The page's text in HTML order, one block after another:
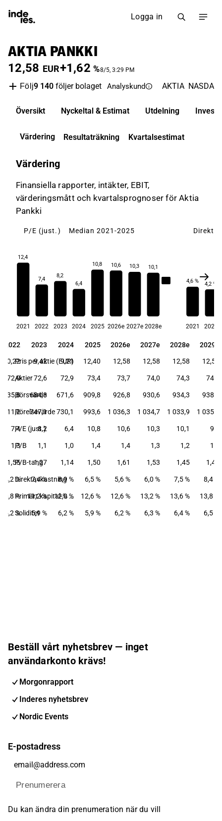
Logga in
AKTIA PANKKI
12,58 EUR+1,62 %8/5, 3:29 PM
Följ9 140 följer bolaget Analyskund AKTIA
Översikt Nyckeltal & Estimat Utdelning
Värdering Resultaträkning Kvartalsestimat
Värdering
Finansiella rapporter, intäkter, EBIT,
värderingsmått och kvartalsprognoser för Aktia
Pankki
P/E (just.) Median 2021-2025
12,4
7,4
8,2
6,4
10,8 10,6 10,3 10,1
2021 2022 2023 2024 2025 2026e 2027e 2028e
4,6 % 4,2 %
2021 2022
2022 2023 2024 2025 2026e 2027e 2028e 2029e
2022 2023 2024 2025 2026e 2027e 2028e 2029e
Pris per aktie (EUR)
10,22 9,42 9,21 12,40 12,58 12,58 12,58 12,58
Aktier
72,0 72,6 72,9 73,4 73,7 74,0 74,3 74,6
Börsvärde
735,8 684,3 671,6 909,8 926,8 930,6 934,3 938,1
Rörelsevärde
811,2 747,1 730,1 993,6 1 036,3 1 034,7 1 033,9 1 035,0
P/E (just.)
7,4 8,2 6,4 10,8 10,6 10,3 10,1 9,8
P/B
1,3 1,1 1,0 1,4 1,4 1,3 1,2 1,2
P/B-tang
1,55 1,27 1,14 1,50 1,61 1,53 1,45 1,41
Direktavkastning
4,2 % 7,4 % 8,9 % 6,5 % 5,6 % 6,0 % 7,5 % 8,4 %
Primärt kapital-% (tier 1)
10,8 % 11,2 % 12,0 % 12,6 % 12,6 % 13,2 % 13,6 % 13,8 %
Soliditet
5,2 % 5,9 % 6,2 % 5,9 % 6,2 % 6,3 % 6,4 % 6,5 %
Beställ vårt nyhetsbrev — inget
användarkonto krävs!
Morgonrapport
Inderes nyhetsbrev
Nordic Events
E-postadress
Prenumerera
Du kan ändra din prenumeration när du vill